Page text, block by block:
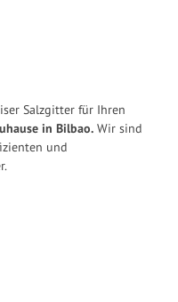
Salzgitter für Ihren
in Bilbao. Wir sind
und